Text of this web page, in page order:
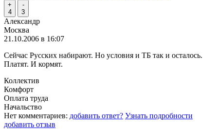
+
4
-
3
Александр
Москва
21.10.2006 в 16:07
Сейчас Русских набирают. Но условия и ТБ так и осталось.
Платят. И кормят.
Коллектив
Комфорт
Оплата труда
Начальство
Нет комментариев: добавить ответ? Узнать подробности
добавить отзыв